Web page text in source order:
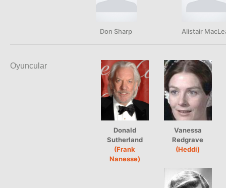
Don Sharp Alistair
Oyuncular
Donald
Sutherland
(Frank
Nanesse)
Vanessa
Redgrave
(Heddi)